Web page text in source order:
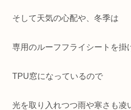
そして天気の心配や、冬季は
専用のルーフフライシートを掛
TPU窓になっているので
光を取り入れつつ雨や寒さも凌